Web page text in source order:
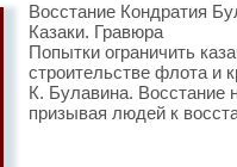
Восстание Кондратия
Казаки. Гравюра
Попытки ограничить
строительстве флота и
К. Булавина. Восстание
призывая людей к